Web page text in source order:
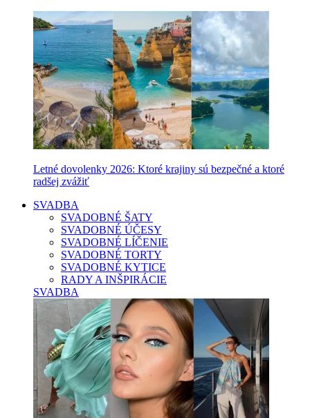
Letné dovolenky 2026: Ktoré krajiny sú bezpečné a ktoré
radšej zvážiť
SVADBA
SVADOBNÉ ŠATY
SVADOBNÉ ÚČESY
SVADOBNÉ LÍČENIE
SVADOBNÉ TORTY
SVADOBNÉ KYTICE
RADY A INŠPIRÁCIE
SVADBA